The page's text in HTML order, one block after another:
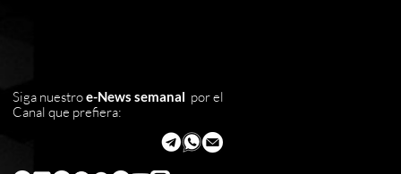
Siga nuestroe-News semanal por el
Canal que prefiera: